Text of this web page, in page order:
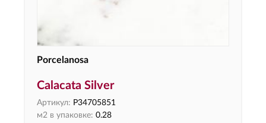
Porcelanosa
Calacata Silver
Артикул: P34705851
м2 в упаковке: 0.28